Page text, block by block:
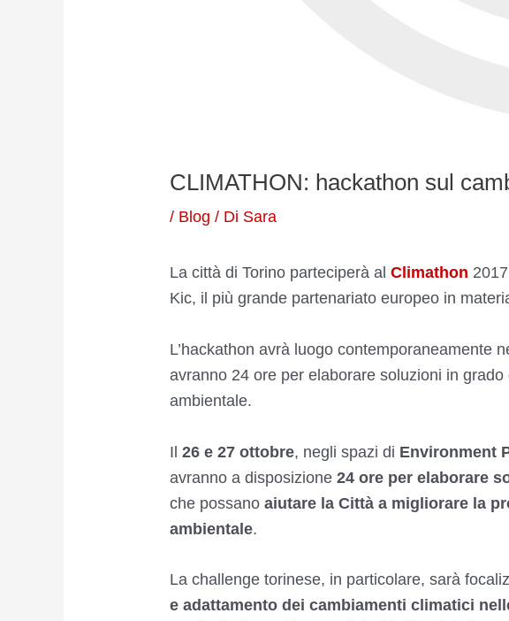
CLIMATHON: hackathon sul
/ Blog / Di Sara
La città di Torino parteciperà alClimathon
Kic, il più grande partenariato europeo in
L’hackathon avrà luogo contemporaneamente
avranno 24 ore per elaborare soluzioni in
ambientale.
Il26 e 27 ottobre, negli spazi di Environment
avranno a disposizione24 ore per elaborare
che possanoaiutare la Città a migliorare la
ambientale.
La challenge torinese, in particolare, sarà
e adattamento dei cambiamenti climatici